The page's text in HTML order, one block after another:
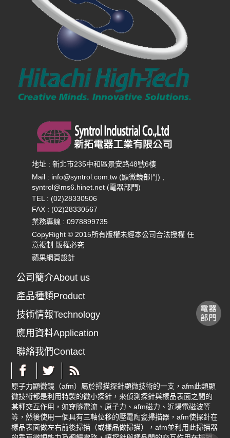
地址 : 新北市235中和區景安路48號6樓
Mail : info@syntrol.com.tw (顯微鏡部門) ,
syntrol@ms6.hinet.net (電器部門)
TEL : (02)28330506
FAX : (02)28330567
業務專線 :0978899735
CopyRight © 2015所有版權未經本公司合法授權 任
意複制 版權必究
蘋果網頁設計
公司簡介About us
產品種類Product
技術情報Technology
應用資料Application
聯絡我們Contact
原子力顯微鏡（afm）屬於掃描探針顯微技術的一支，afm此類顯
微技術都是利用特製的微小探針，來偵測探針與樣品表面之間的
某種交互作用，如穿隧電流、原子力、afm磁力、近場電磁波等
等，然後使用一個具有三軸位移的壓電陶瓷掃描器，afm使探針在
樣品表面做左右前後掃描（或樣品做掃描），afm並利用此掃描器